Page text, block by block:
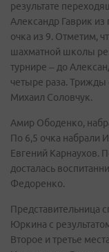
результате
Александр Гаврик
очка из 9. Отметим,
шахматной школы
турнире – до
четыре раза. Трижды
Михаил Соловчук.
Амир Ободенко,
По 6,5 очка набрали
Евгений Карнаухов.
досталась
Федоренко.
Представительница
Юркина с
Второе и третье